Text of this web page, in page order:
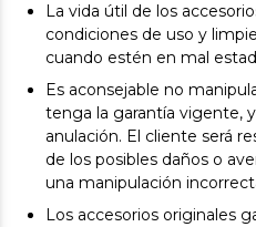
La vida útil de los
condiciones de uso y
cuando estén en mal
Es aconsejable no
tenga la garantía vigente,
anulación. El cliente será
de los posibles daños o
una manipulación
Los accesorios originales